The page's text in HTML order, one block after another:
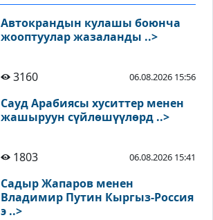
Автокрандын кулашы боюнча
жооптуулар жазаланды ..>
3160 06.08.2026 15:56
Сауд Арабиясы хуситтер менен
жашыруун сүйлөшүүлөрд ..>
1803 06.08.2026 15:41
Садыр Жапаров менен
Владимир Путин Кыргыз-Россия
э ..>